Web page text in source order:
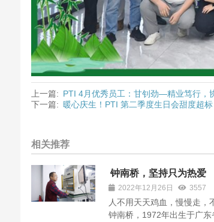
上一篇: PTI 4月优秀员工：甘钊劲—精业笃行，
下一篇: 暖心庆生！PTI 第二季度生日会甜度超标
相关推荐
钟南桥，坚持只为热爱
2022年12月26日 3557
人不用天天鸡血，慢慢走，
钟南桥，1972年出生于广东